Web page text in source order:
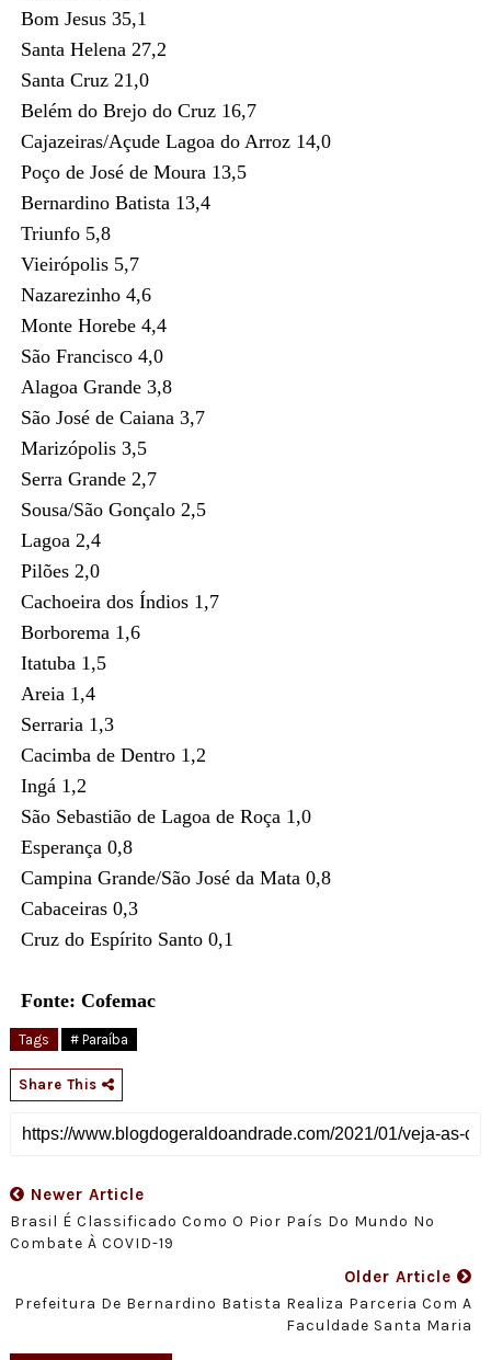
Bom Jesus 35,1
Santa Helena 27,2
Santa Cruz 21,0
Belém do Brejo do Cruz 16,7
Cajazeiras/Açude Lagoa do Arroz 14,0
Poço de José de Moura 13,5
Bernardino Batista 13,4
Triunfo 5,8
Vieirópolis 5,7
Nazarezinho 4,6
Monte Horebe 4,4
São Francisco 4,0
Alagoa Grande 3,8
São José de Caiana 3,7
Marizópolis 3,5
Serra Grande 2,7
Sousa/São Gonçalo 2,5
Lagoa 2,4
Pilões 2,0
Cachoeira dos Índios 1,7
Borborema 1,6
Itatuba 1,5
Areia 1,4
Serraria 1,3
Cacimba de Dentro 1,2
Ingá 1,2
São Sebastião de Lagoa de Roça 1,0
Esperança 0,8
Campina Grande/São José da Mata 0,8
Cabaceiras 0,3
Cruz do Espírito Santo 0,1
Fonte: Cofemac
Tags # Paraíba
Share This
Newer Article
Brasil É Classificado Como O Pior País Do Mundo No
Combate À COVID-19
Older Article
Prefeitura De Bernardino Batista Realiza Parceria Com A
Faculdade Santa Maria